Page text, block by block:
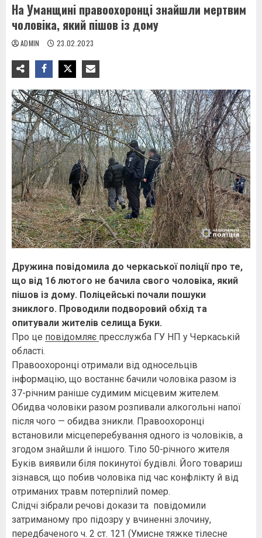
На Уманщині правоохоронці знайшли мертвим
чоловіка, який пішов із дому
ADMIN 23.02.2023
Дружина повідомила до черкаської поліції про те,
що від 16 лютого не бачила свого чоловіка, який
пішов із дому. Поліцейські почали пошуки
зниклого. Проводили подворовий обхід та
опитували жителів селища Буки.
Про це повідомляє пресслужба ГУ НП у Черкаській
області.
Правоохоронці отримали від односельців
інформацію, що востаннє бачили чоловіка разом із
37-річним раніше судимим місцевим жителем.
Обидва чоловіки разом розпивали алкогольні напої
після чого — обидва зникли. Правоохоронці
встановили місцеперебування одного із чоловіків, а
згодом знайшли й іншого. Тіло 50-річного жителя
Буків виявили біля покинутої будівлі. Його товариш
зізнався, що побив чоловіка під час конфлікту й від
отриманих травм потерпілий помер.
Слідчі зібрали речові докази та повідомили
затриманому про підозру у вчиненні злочину,
передбаченого ч. 2 ст. 121 (Умисне тяжке тілесне